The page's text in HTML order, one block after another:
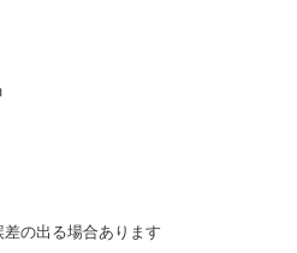
の出る場合あります